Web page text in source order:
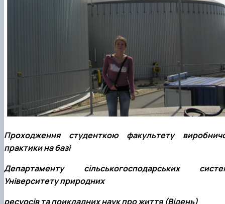
Проходження студенткою факультету
практики на базі
Департаменту сільськогосподарських
Університету природних
ресурсів та прикладних наук про життя (Відень)